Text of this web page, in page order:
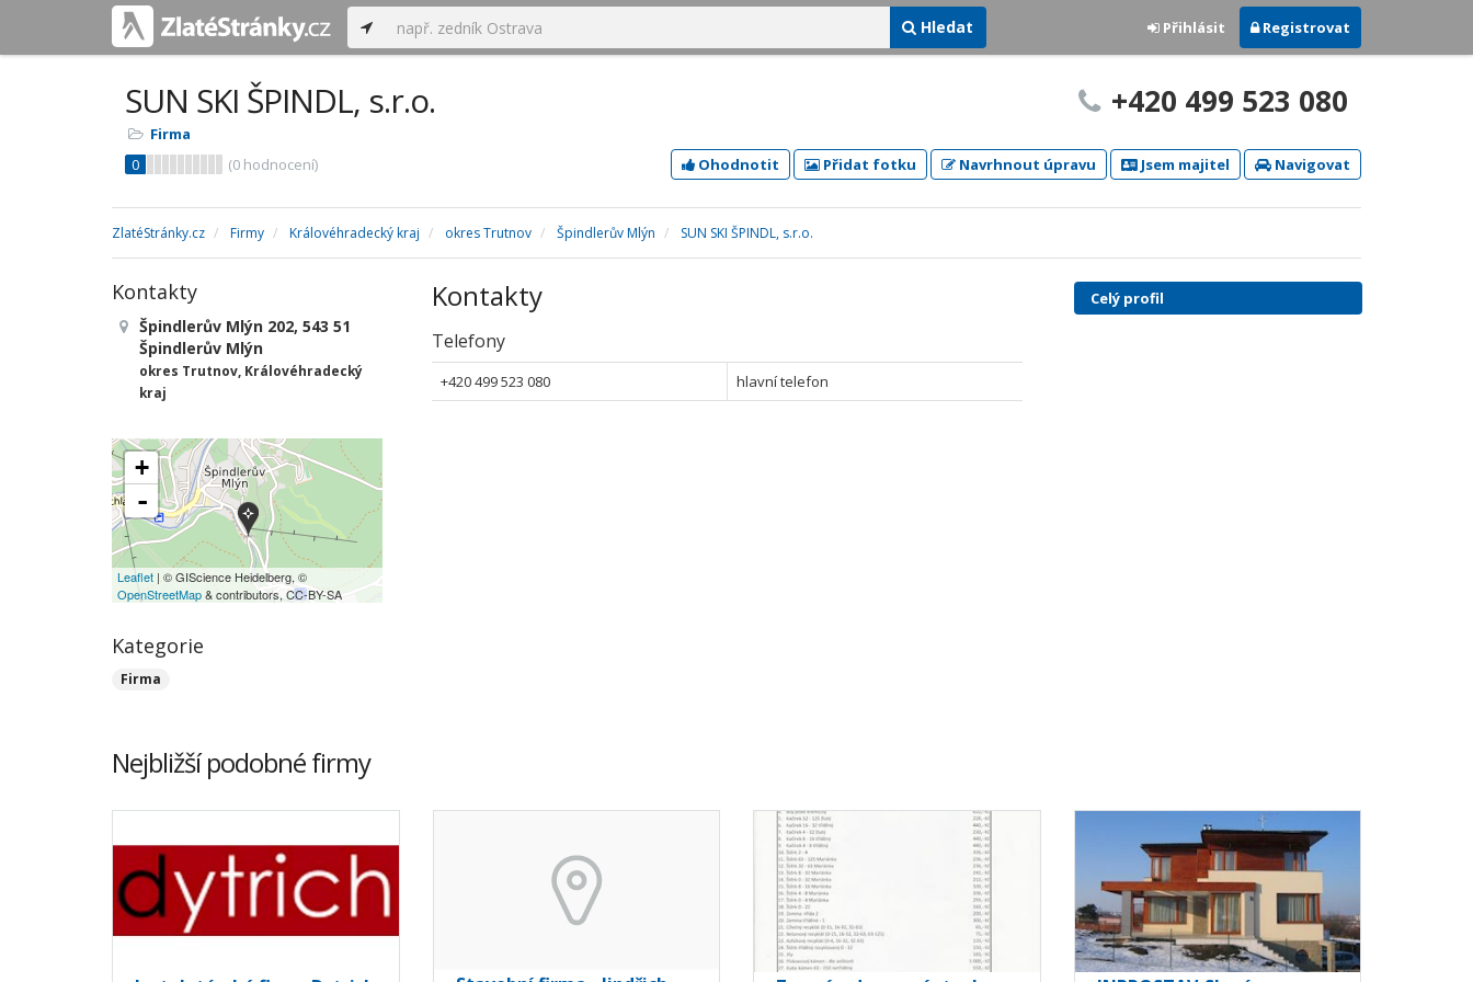
Hledat Přihlásit Registrovat
SUN SKI ŠPINDL, s.r.o.
Firma
0
(0 hodnocení)
+420 499 523 080
Ohodnotit Přidat fotku Navrhnout úpravu Jsem majitel Navigovat
ZlatéStránky.cz Firmy Královéhradecký kraj okres Trutnov Špindlerův Mlýn SUN SKI ŠPINDL, s.r.o.
Kontakty
Telefony
+420 499 523 080 hlavní telefon
Kontakty
Špindlerův Mlýn 202, 543 51
Špindlerův Mlýn
okres Trutnov, Královéhradecký
kraj
+
-
Leaflet | © GIScience Heidelberg, ©
OpenStreetMap& contributors, CC-BY-SA
Kategorie
Firma
Celý profil
Nejbližší podobné firmy